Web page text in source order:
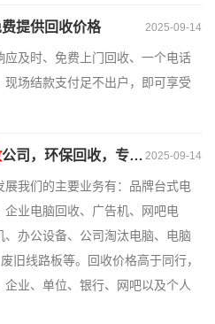
2025-09-14
提供回收价格
应及时、免费上门回收、一个电话
场结款支付足不出户，即可享受
2025-09-14
公司，环保回收，专业评估
展我们的主要业务有：品牌台式电
业电脑回收、广告机、网吧电
办公设备、公司淘汰电脑、电脑
旧线路板等。回收价格高于同行，
业、单位、银行、网吧以及个人